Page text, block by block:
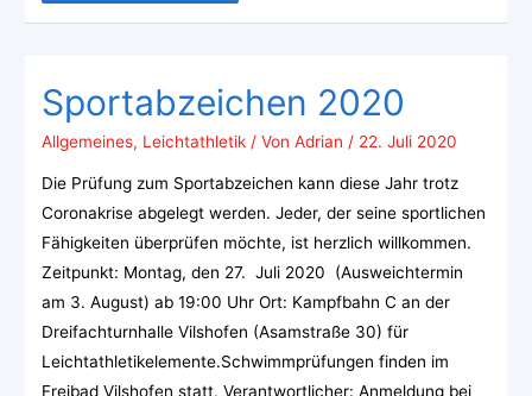
Sportabzeichen 2020
Allgemeines, Leichtathletik/ Von Adrian / 22. Juli 2020
Die Prüfung zum Sportabzeichen kann diese Jahr trotz
Coronakrise abgelegt werden. Jeder, der seine sportlichen
Fähigkeiten überprüfen möchte, ist herzlich willkommen.
Zeitpunkt: Montag, den 27. Juli 2020 (Ausweichtermin
am 3. August) ab 19:00 Uhr Ort: Kampfbahn C an der
Dreifachturnhalle Vilshofen (Asamstraße 30) für
Leichtathletikelemente.Schwimmprüfungen finden im
Freibad Vilshofen statt. Verantwortlicher: Anmeldung bei